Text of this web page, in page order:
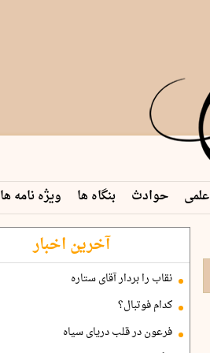
علمی حوادث بنگاه ها ویژه نامه ها
آخرین اخبار
نقاب را بردار آقای ستاره
کدام فوتبال؟
فرعون در قلب دریای سیاه